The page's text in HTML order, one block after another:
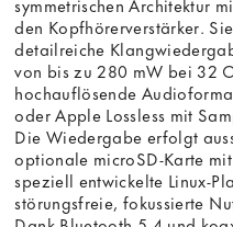
den Kopfhörerverstärker.
detailreiche
von bis zu 280 mW bei 32
hochauflösende
oder Apple Lossless mit
Die Wiedergabe erfolgt
optionale microSD-Karte
speziell entwickelte Linux-
störungsfreie, fokussierte